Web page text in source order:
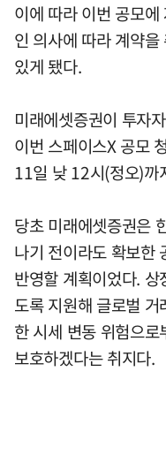
이에 따라 이번 공모
인 의사에 따라 계약
있게 됐다.
미래에셋증권이 투자
이번 스페이스X 공모
11일 낮 12시(정오)까
당초 미래에셋증권은
나기 전이라도 확보한
반영할 계획이었다.
도록 지원해 글로벌
한 시세 변동 위험으
보호하겠다는 취지다.